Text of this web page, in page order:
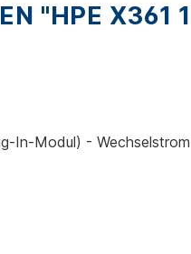
"HPE X361
In-Modul) -